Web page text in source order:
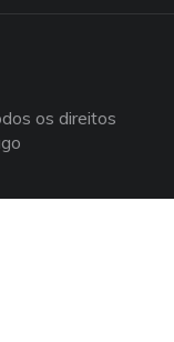
os direitos